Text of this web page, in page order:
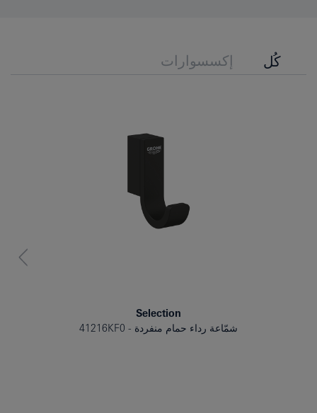
كُل إكسسوارات
Selection
شمّاعة رداء حمام منفردة
41216KF0